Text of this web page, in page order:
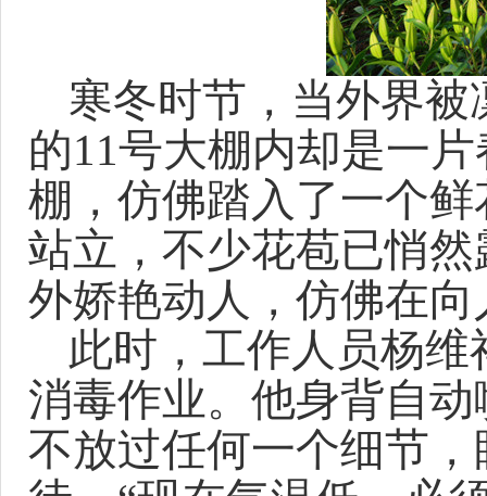
寒冬时节，当外界
的11号大棚内却是一
棚，仿佛踏入了一个
站立，不少花苞已悄
外娇艳动人，仿佛在
此时，工作人员杨
消毒作业。他身背自动
不放过任何一个细节